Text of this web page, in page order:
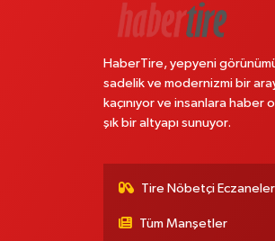
HaberTire, yepyeni
sadelik ve modernizmi bir
kaçınıyor ve insanlara
şık bir altyapı sunuyor.
Tire Nöbetçi Eczaneler
Tüm Manşetler